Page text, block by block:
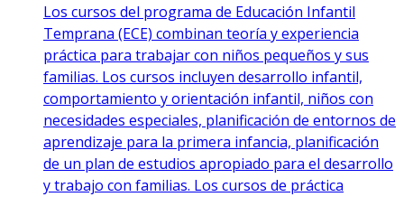
Los cursos del programa de Educación Infantil
Temprana (ECE) combinan teoría y experiencia
práctica para trabajar con niños pequeños y sus
familias. Los cursos incluyen desarrollo infantil,
comportamiento y orientación infantil, niños con
necesidades especiales, planificación de entornos de
aprendizaje para la primera infancia, planificación
de un plan de estudios apropiado para el desarrollo
y trabajo con familias. Los cursos de práctica